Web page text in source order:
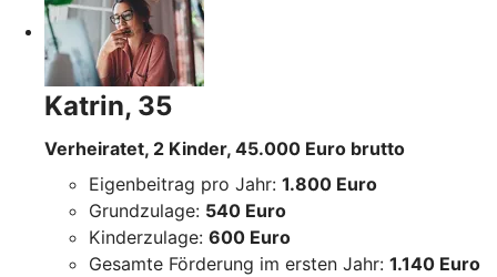
Katrin, 35
Verheiratet, 2 Kinder, 45.000 Euro brutto
Eigenbeitrag pro Jahr: 1.800 Euro
Grundzulage: 540 Euro
Kinderzulage: 600 Euro
Gesamte Förderung im ersten Jahr: 1.140 Euro